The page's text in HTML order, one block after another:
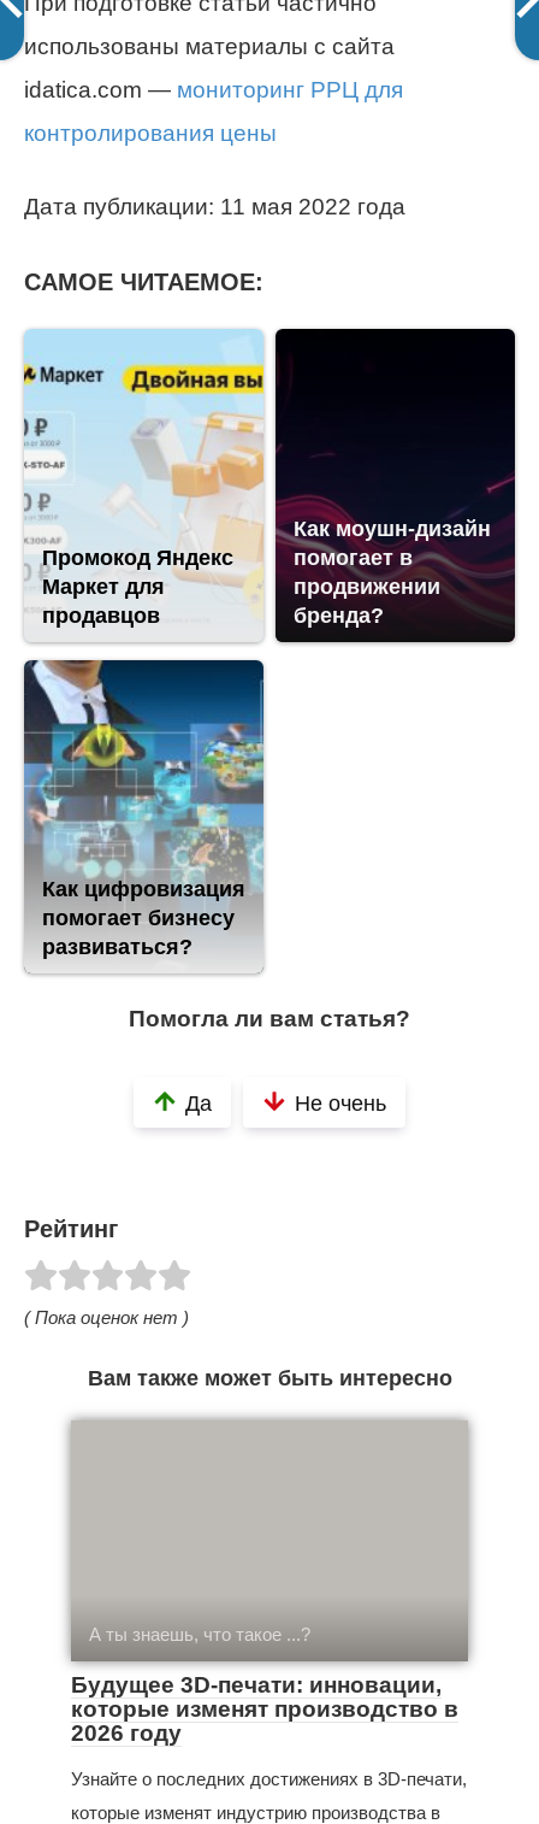
использованы материалы с сайта
idatica.com — мониторинг РРЦ для
контролирования цены
Дата публикации: 11 мая 2022 года
САМОЕ ЧИТАЕМОЕ:
Промокод Яндекс
Маркет для
продавцов
Как моушн-дизайн
помогает в
продвижении
бренда?
Как цифровизация
помогает бизнесу
развиваться?
Помогла ли вам статья?
Да Не очень
Рейтинг
( Пока оценок нет )
Вам также может быть интересно
А ты знаешь, что такое ...?
Будущее 3D-печати: инновации,
которые изменят производство в
2026 году
Узнайте о последних достижениях в 3D-печати,
которые изменят индустрию производства в